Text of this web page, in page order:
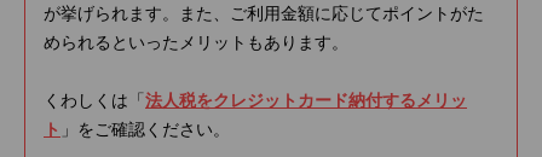
が挙げられます。また、ご利用金額に応じてポイントがた
められるといったメリットもあります。
くわしくは「 法人税をクレジットカード納付するメリッ
ト 」をご確認ください。